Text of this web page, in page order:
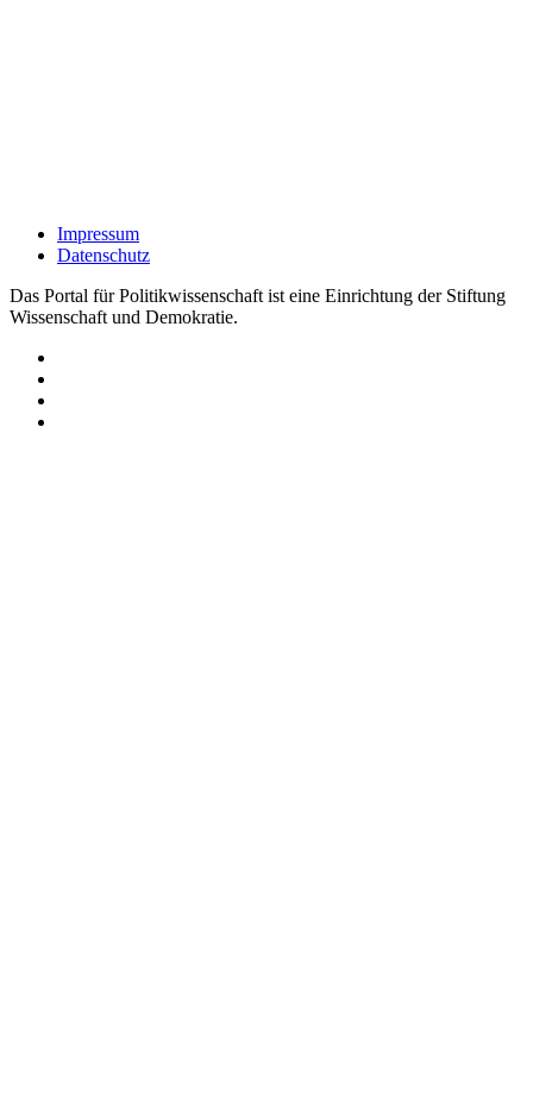
Impressum
Datenschutz
Das Portal für Politikwissenschaft ist eine Einrichtung der Stiftung
Wissenschaft und Demokratie.